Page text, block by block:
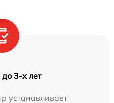
до 3-х лет
устанавливает